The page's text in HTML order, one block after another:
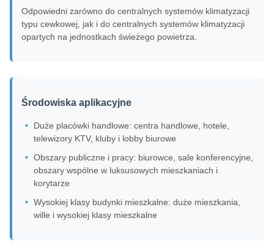
Odpowiedni zarówno do centralnych systemów klimatyzacji
typu cewkowej, jak i do centralnych systemów klimatyzacji
opartych na jednostkach świeżego powietrza.
Środowiska aplikacyjne
Duże placówki handlowe: centra handlowe, hotele,
telewizory KTV, kluby i lobby biurowe
Obszary publiczne i pracy: biurowce, sale konferencyjne,
obszary wspólne w luksusowych mieszkaniach i
korytarze
Wysokiej klasy budynki mieszkalne: duże mieszkania,
wille i wysokiej klasy mieszkalne